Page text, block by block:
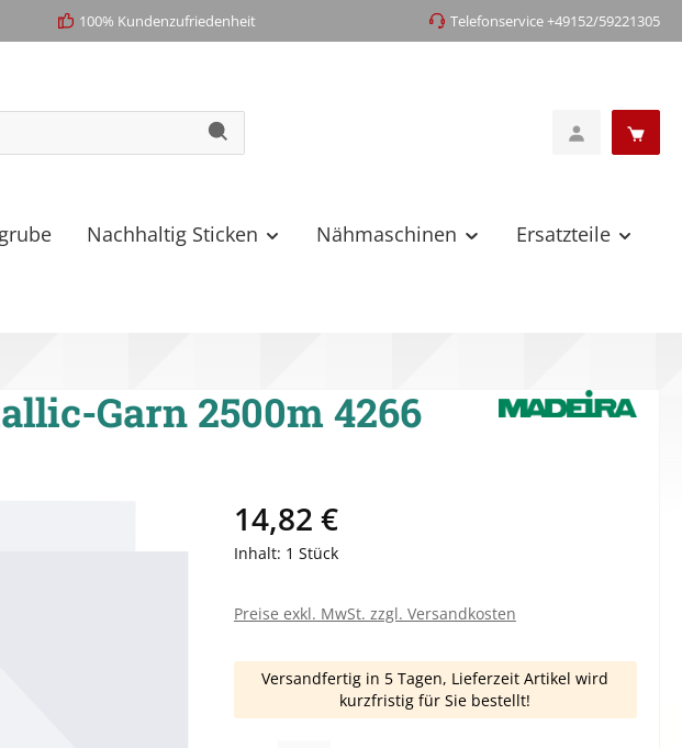
100% Kundenzufriedenheit Telefonservice +49152/59221305
Nachhaltig Sticken Nähmaschinen Ersatzteile
Garn 2500m 4266
14,82 €
Inhalt: 1 Stück
Preise exkl. MwSt. zzgl. Versandkosten
Versandfertig in 5 Tagen, Lieferzeit Artikel wird
kurzfristig für Sie bestellt!